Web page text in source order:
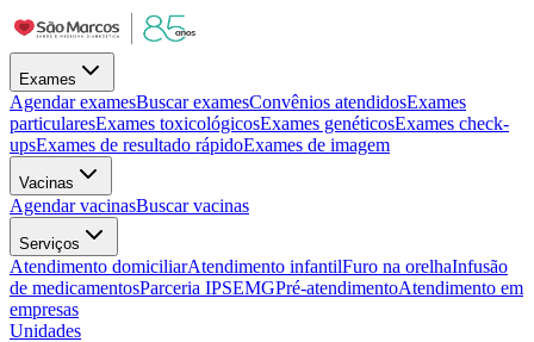
Exames
Agendar examesBuscar examesConvênios atendidosExames
particularesExames toxicológicosExames genéticosExames check-
upsExames de resultado rápidoExames de imagem
Vacinas
Agendar vacinasBuscar vacinas
Serviços
Atendimento domiciliarAtendimento infantilFuro na orelhaInfusão
de medicamentosParceria IPSEMGPré-atendimentoAtendimento em
empresas
Unidades